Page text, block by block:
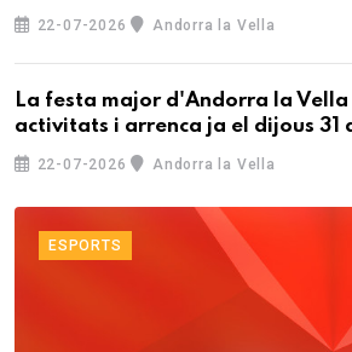
22-07-2026 Andorra la Vella
La festa major d'Andorra la
activitats i arrenca ja el dijous 31
22-07-2026 Andorra la Vella
ESPORTS